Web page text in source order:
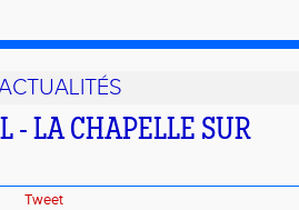
- LA CHAPELLE SUR
Tweet